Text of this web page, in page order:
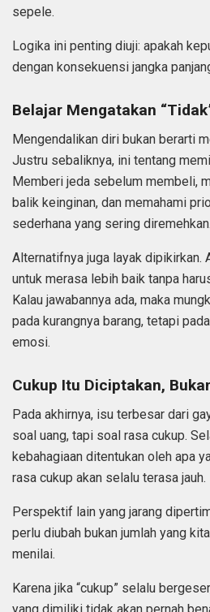
sepele.
Logika ini penting diuji: apakah
dengan konsekuensi jangka
Belajar Mengatakan
Mengendalikan diri bukan berarti
Justru sebaliknya, ini tentang
Memberi jeda sebelum membeli,
balik keinginan, dan memahami
sederhana yang sering diremehkan.
Alternatifnya juga layak dipikirkan.
untuk merasa lebih baik tanpa
Kalau jawabannya ada, maka
pada kurangnya barang, tetapi
emosi.
Cukup Itu Diciptakan,
Pada akhirnya, isu terbesar dari
soal uang, tapi soal rasa cukup.
kebahagiaan ditentukan oleh apa
rasa cukup akan selalu terasa jauh.
Perspektif lain yang jarang
perlu diubah bukan jumlah yang
menilai.
Karena jika “cukup” selalu